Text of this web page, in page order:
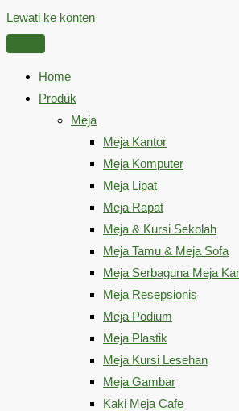
Lewati ke konten
Home
Produk
Meja
Meja Kantor
Meja Komputer
Meja Lipat
Meja Rapat
Meja & Kursi Sekolah
Meja Tamu & Meja Sofa
Meja Serbaguna Meja
Meja Resepsionis
Meja Podium
Meja Plastik
Meja Kursi Lesehan
Meja Gambar
Kaki Meja Cafe